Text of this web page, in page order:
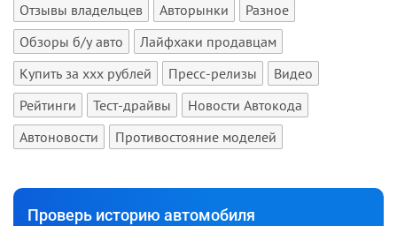
Отзывы владельцев
Авторынки
Разное
Обзоры б/у авто
Лайфхаки продавцам
Купить за xxx рублей
Пресс-релизы
Видео
Рейтинги
Тест-драйвы
Новости Автокода
Автоновости
Противостояние моделей
Проверь историю автомобиля